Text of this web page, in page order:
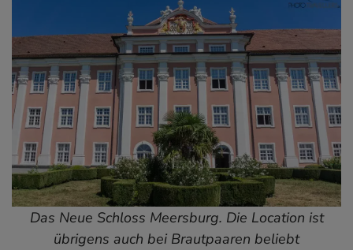
Das Neue Schloss Meersburg. Die Location ist
übrigens auch bei Brautpaaren beliebt